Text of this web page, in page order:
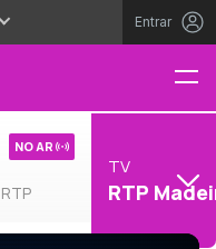
Entrar
NO AR
TV
RTP